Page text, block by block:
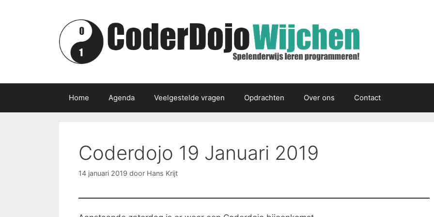
Home Agenda Veelgestelde vragen Opdrachten Over ons Contact
Coderdojo 19 Januari 2019
14 januari 2019 door Hans Krijt